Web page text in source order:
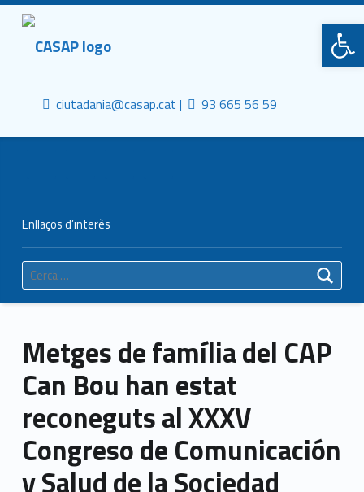
Obre la barra d'eines
ciutadania@casap.cat |
93 665 56 59
Header info sidebar
Enllaços d’interès
Cerca:
Metges de família del CAP
Can Bou han estat
reconeguts al XXXV
Congreso de Comunicación
y Salud de la Sociedad